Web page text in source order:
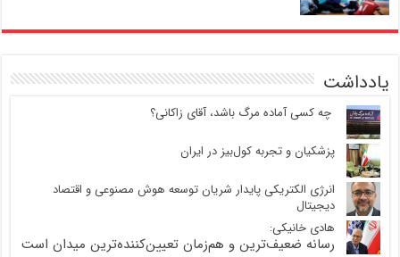
یادداشت
‍ چه کسی آماده مرگ باشد، آقای زاکانی؟
پزشکیان و تجربه کول‌بیز در ایران
انرژی الکتریکی پایدار شریان توسعه هوش مصنوعی و اقتصاد
دیجیتال
هادی خانیکی:
رسانه ضعیف‌ترین و هم‌زمان تعیین‌کننده‌ترین میدان است